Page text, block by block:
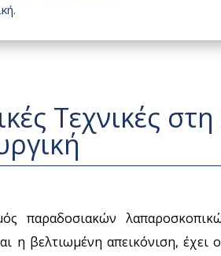
Τεχνικές
παραδοσιακών
η βελτιωμένη απεικόνιση,